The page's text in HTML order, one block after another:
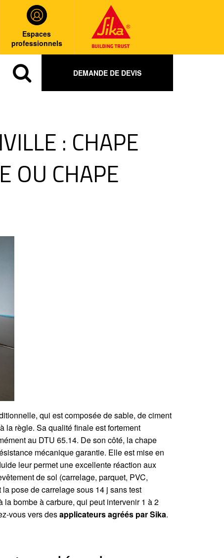
Espaces
professionnels
DEMANDE DE DEVIS
: CHAPE
OU CHAPE
qui est composée de sable, de ciment
la règle. Sa qualité finale est fortement
au DTU 65.14. De son côté, la chape
mécanique garantie. Elle est mise en
leur permet une excellente réaction aux
de sol (carrelage, parquet, PVC,
pose de carrelage sous 14 j sans test
la bombe à carbure, qui peut intervenir 1 à 2
vous vers desapplicateurs agréés par Sika.